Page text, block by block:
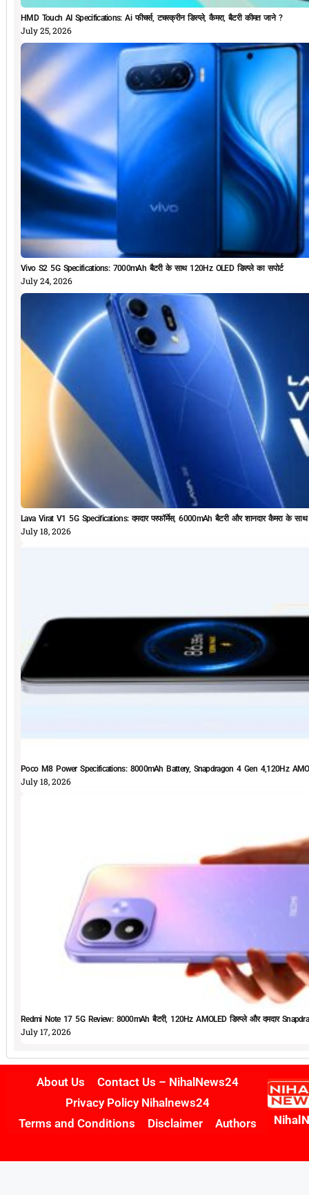
HMD Touch AI Specifications: Ai फीचर्स, टचस्क्रीन डिस्प्ले, कैमरा, बैटरी कीमत जाने ?
July 25, 2026
Vivo S2 5G Specifications: 7000mAh बैटरी के साथ 120Hz OLED डिस्प्ले का सपोर्ट
July 24, 2026
Lava Virat V1 5G Specifications: दमदार परफॉर्मेस, 6000mAh बैटरी और शानदार कैमरा के
July 18, 2026
Poco M8 Power Specifications: 8000mAh Battery, Snapdragon 4 Gen 4,120Hz
July 18, 2026
Redmi Note 17 5G Review: 8000mAh बैटरी, 120Hz AMOLED डिस्प्ले और दमदार
July 17, 2026
About Us
Contact Us – NihalNews24
Privacy Policy Nihalnews24
Terms and Conditions
Disclaimer Authors